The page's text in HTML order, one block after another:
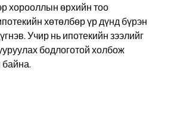
хорооллын өрхийн тоо
хөтөлбөр үр дүнд бүрэн
Учир нь ипотекийн зээлийг
бодлоготой холбож
байна.